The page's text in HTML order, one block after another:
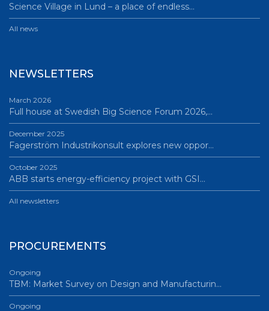
Science Village in Lund – a place of endless…
All news
NEWSLETTERS
March 2026
Full house at Swedish Big Science Forum 2026,…
December 2025
Fagerström Industrikonsult explores new oppor…
October 2025
ABB starts energy-efficiency project with GSI…
All newsletters
PROCUREMENTS
Ongoing
TBM: Market Survey on Design and Manufacturin…
Ongoing